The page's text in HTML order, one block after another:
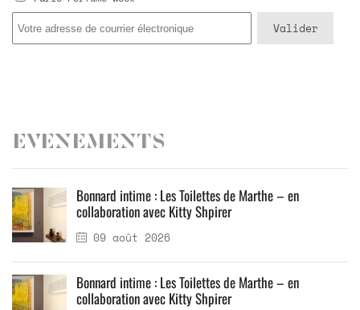
Evenements
09 août 2026
Bonnard intime : Les Toilettes de Marthe – en
collaboration avec Kitty Shpirer
Bonnard intime : Les Toilettes de Marthe – en
collaboration avec Kitty Shpirer